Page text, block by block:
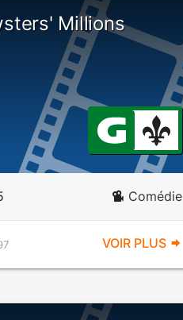
Millions
Comédie
VOIR PLUS